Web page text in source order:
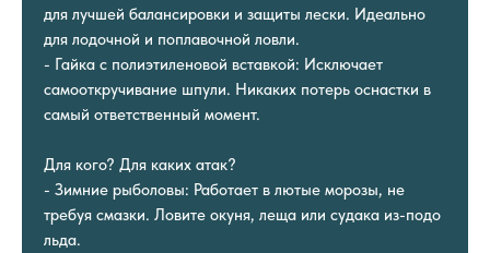
для лучшей балансировки и защиты лески. Идеально
для лодочной и поплавочной ловли.
- Гайка с полиэтиленовой вставкой: Исключает
самооткручивание шпули. Никаких потерь оснастки в
самый ответственный момент.
Для кого? Для каких атак?
- Зимние рыболовы: Работает в лютые морозы, не
требуя смазки. Ловите окуня, леща или судака из-подо
льда.